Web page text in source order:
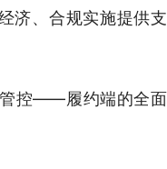
济、合规实施提供支
控——履约端的全面